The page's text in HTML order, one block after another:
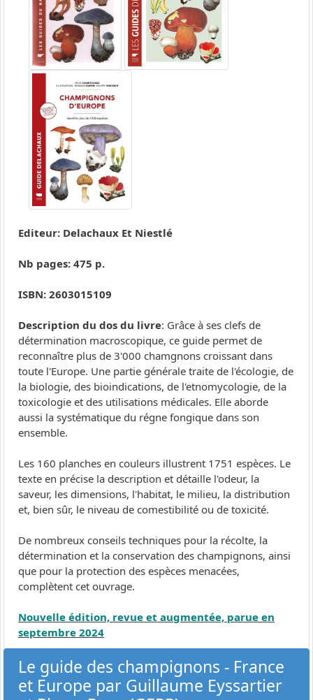
Editeur: Delachaux Et Niestlé
Nb pages: 475 p.
ISBN: 2603015109
Description du dos du livre: Grâce à ses clefs de
détermination macroscopique, ce guide permet de
reconnaître plus de 3'000 chamgnons croissant dans
toute l'Europe. Une partie générale traite de l'écologie, de
la biologie, des bioindications, de l'etnomycologie, de la
toxicologie et des utilisations médicales. Elle aborde
aussi la systématique du régne fongique dans son
ensemble.
Les 160 planches en couleurs illustrent 1751 espèces. Le
texte en précise la description et détaille l'odeur, la
saveur, les dimensions, l'habitat, le milieu, la distribution
et, bien sûr, le niveau de comestibilité ou de toxicité.
De nombreux conseils techniques pour la récolte, la
détermination et la conservation des champignons, ainsi
que pour la protection des espèces menacées,
complètent cet ouvrage.
Nouvelle édition, revue et augmentée, parue en
septembre 2024
Le guide des champignons - France
et Europe par Guillaume Eyssartier